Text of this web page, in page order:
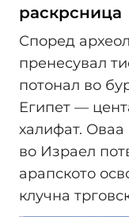
раскрсница
Според
пренесувал
потонал во
Египет —
халифат. Оваа
во Израел
арапското
клучна